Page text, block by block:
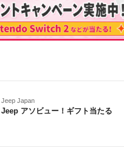
Jeep Japan
Jeep アソビュー！ギフト当たる